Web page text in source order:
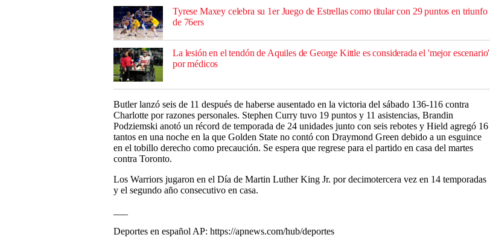
Tyrese Maxey celebra su 1er Juego de Estrellas como titular con 29 puntos en triunfo
de 76ers
La lesión en el tendón de Aquiles de George Kittle es considerada el 'mejor escenario'
por médicos
Butler lanzó seis de 11 después de haberse ausentado en la victoria del sábado 136-116 contra
Charlotte por razones personales. Stephen Curry tuvo 19 puntos y 11 asistencias, Brandin
Podziemski anotó un récord de temporada de 24 unidades junto con seis rebotes y Hield agregó 16
tantos en una noche en la que Golden State no contó con Draymond Green debido a un esguince
en el tobillo derecho como precaución. Se espera que regrese para el partido en casa del martes
contra Toronto.
Los Warriors jugaron en el Día de Martin Luther King Jr. por decimotercera vez en 14 temporadas
y el segundo año consecutivo en casa.
Deportes en español AP: https://apnews.com/hub/deportes